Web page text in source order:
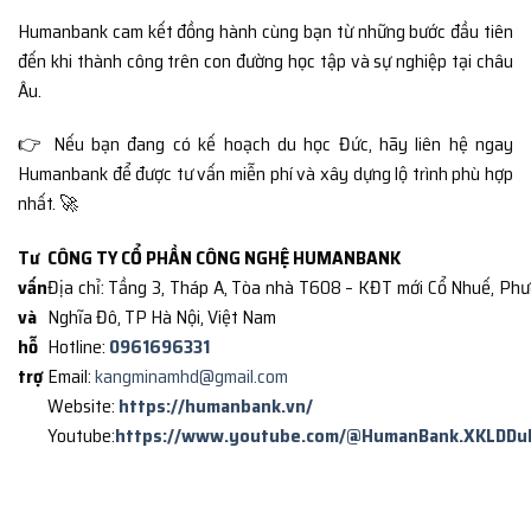
Humanbank cam kết đồng hành cùng bạn từ những bước đầu tiên
đến khi thành công trên con đường học tập và sự nghiệp tại châu
Âu.
👉 Nếu bạn đang có kế hoạch du học Đức, hãy liên hệ ngay
Humanbank để được tư vấn miễn phí và xây dựng lộ trình phù hợp
nhất. 🚀
Tư
vấn
và
hỗ
trợ
CÔNG TY CỔ PHẦN CÔNG NGHỆ HUMANBANK
Địa chỉ: Tầng 3, Tháp A, Tòa nhà T608 – KĐT mới Cổ Nhuế,
Nghĩa Đô, TP Hà Nội, Việt Nam
Hotline: 0961696331
Email:kangminamhd@gmail.com
Website: https://humanbank.vn/
Youtube:https://www.youtube.com/